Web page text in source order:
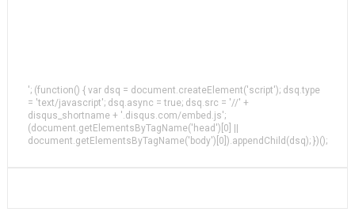
'; (function() { var dsq = document.createElement('script'); dsq.type
= 'text/javascript'; dsq.async = true; dsq.src = '//' +
disqus_shortname + '.disqus.com/embed.js';
(document.getElementsByTagName('head')[0] ||
document.getElementsByTagName('body')[0]).appendChild(dsq); })();